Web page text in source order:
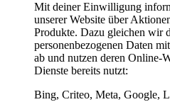
Mit deiner Einwilligung
unserer Website über
Produkte. Dazu gleichen wir
personenbezogenen Daten
ab und nutzen deren Online-
Dienste bereits nutzt:
Bing, Criteo, Meta, Google,